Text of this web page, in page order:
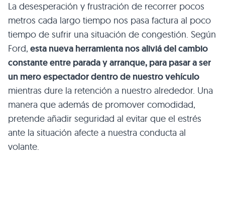
La desesperación y frustración de recorrer pocos
metros cada largo tiempo nos pasa factura al poco
tiempo de sufrir una situación de congestión. Según
Ford, esta nueva herramienta nos aliviá del cambio
constante entre parada y arranque, para pasar a ser
un mero espectador dentro de nuestro vehículo
mientras dure la retención a nuestro alrededor. Una
manera que además de promover comodidad,
pretende añadir seguridad al evitar que el estrés
ante la situación afecte a nuestra conducta al
volante.